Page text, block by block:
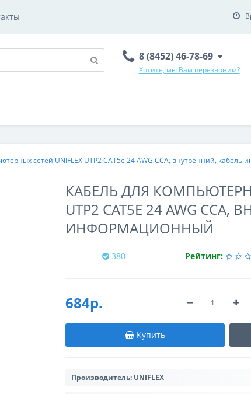
8 (8452) 46-78-69
Хотите, мы Вам перезвоним?
сетей UNIFLEX UTP2 CAT5e 24 AWG CCA, внутренний,
КАБЕЛЬ ДЛЯ
UTP2 CAT5E 24 AWG
ИНФОРМАЦИОННЫЙ
380 Рейтинг:
684р.
Купить
Производитель: UNIFLEX